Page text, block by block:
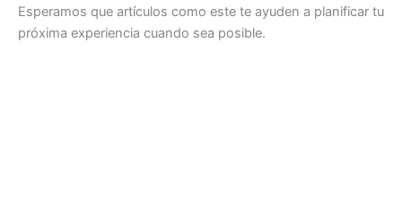
Esperamos que artículos como este te ayuden a planificar tu
próxima experiencia cuando sea posible.